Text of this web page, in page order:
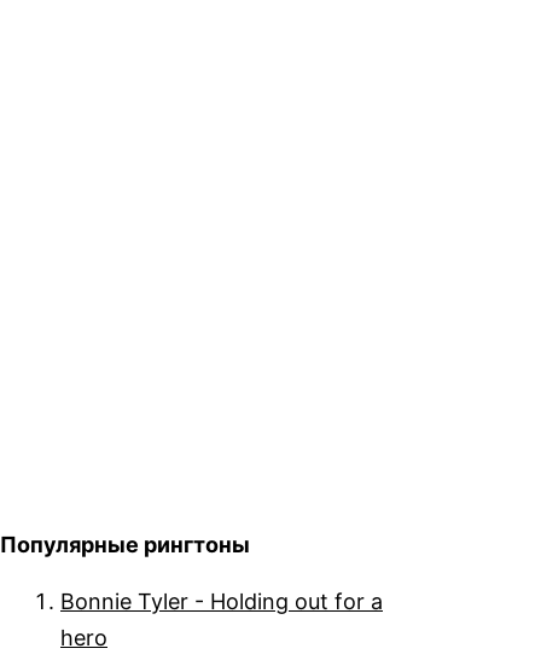
Популярные рингтоны
Bonnie Tyler - Holding out for a
hero